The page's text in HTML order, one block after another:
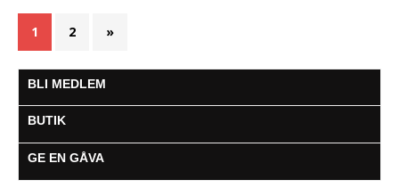
1 2 »
BLI MEDLEM
BUTIK
GE EN GÅVA